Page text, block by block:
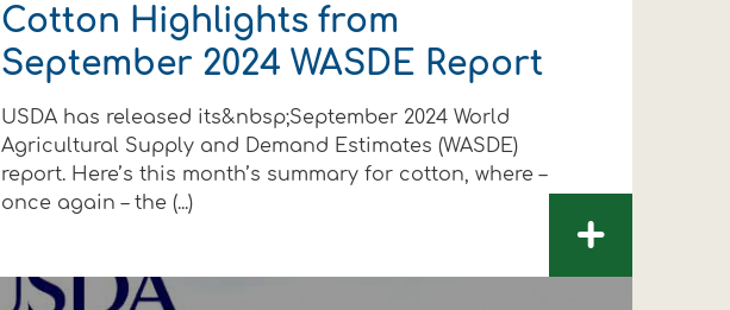
ΑΚΟΛΟΥΘΗΣΤΕ ΜΑΣ
ΑΚΟΛΟΥΘΗΣΤΕ ΜΑΣ
ΑΚΟΛΟΥΘΗΣΤΕ ΜΑΣ
ΑΚΟΛΟΥΘΗΣΤΕ ΜΑΣ
ΑΚΟΛΟΥΘΗΣΤΕ ΜΑΣ
ΑΚΟΛΟΥΘΗΣΤΕ ΜΑΣ
Cotton Highlights from
September 2024 WASDE Report
USDA has released its&nbsp;September 2024 World
Agricultural Supply and Demand Estimates (WASDE)
report. Here’s this month’s summary for cotton, where –
once again – the (...)
+